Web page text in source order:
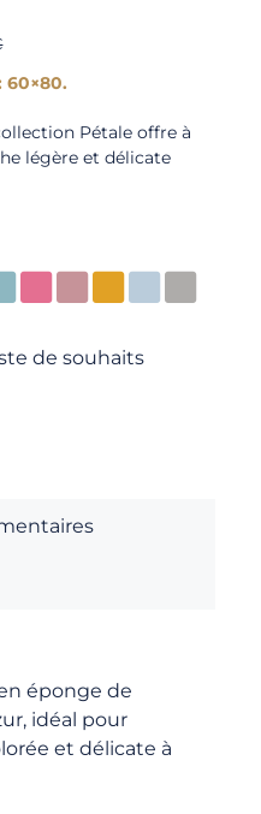
60×80.
Pétale offre à
légère et délicate
de souhaits
éponge de
idéal pour
et délicate à